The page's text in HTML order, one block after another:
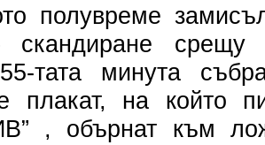
полувреме
скандиране срещу
тата минута
плакат, на който
, обърнат към